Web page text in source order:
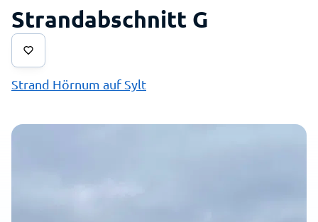
Strandabschnitt G
Strand Hörnum auf Sylt